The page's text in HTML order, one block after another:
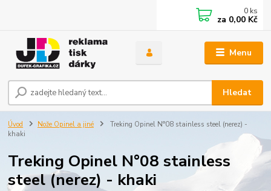
Menu
Hledat
0 ks
za 0,00 Kč
Úvod Nože Opinel a jiné
Treking Opinel N°08 stainless steel (nerez) -
khaki
Treking Opinel N°08 stainless
steel (nerez) - khaki